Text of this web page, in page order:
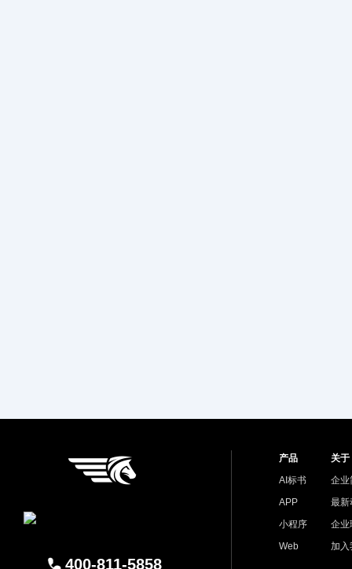
400-811-5858
产品
AI标书
APP
小程序
Web
关于
企业
最新
企业
加入